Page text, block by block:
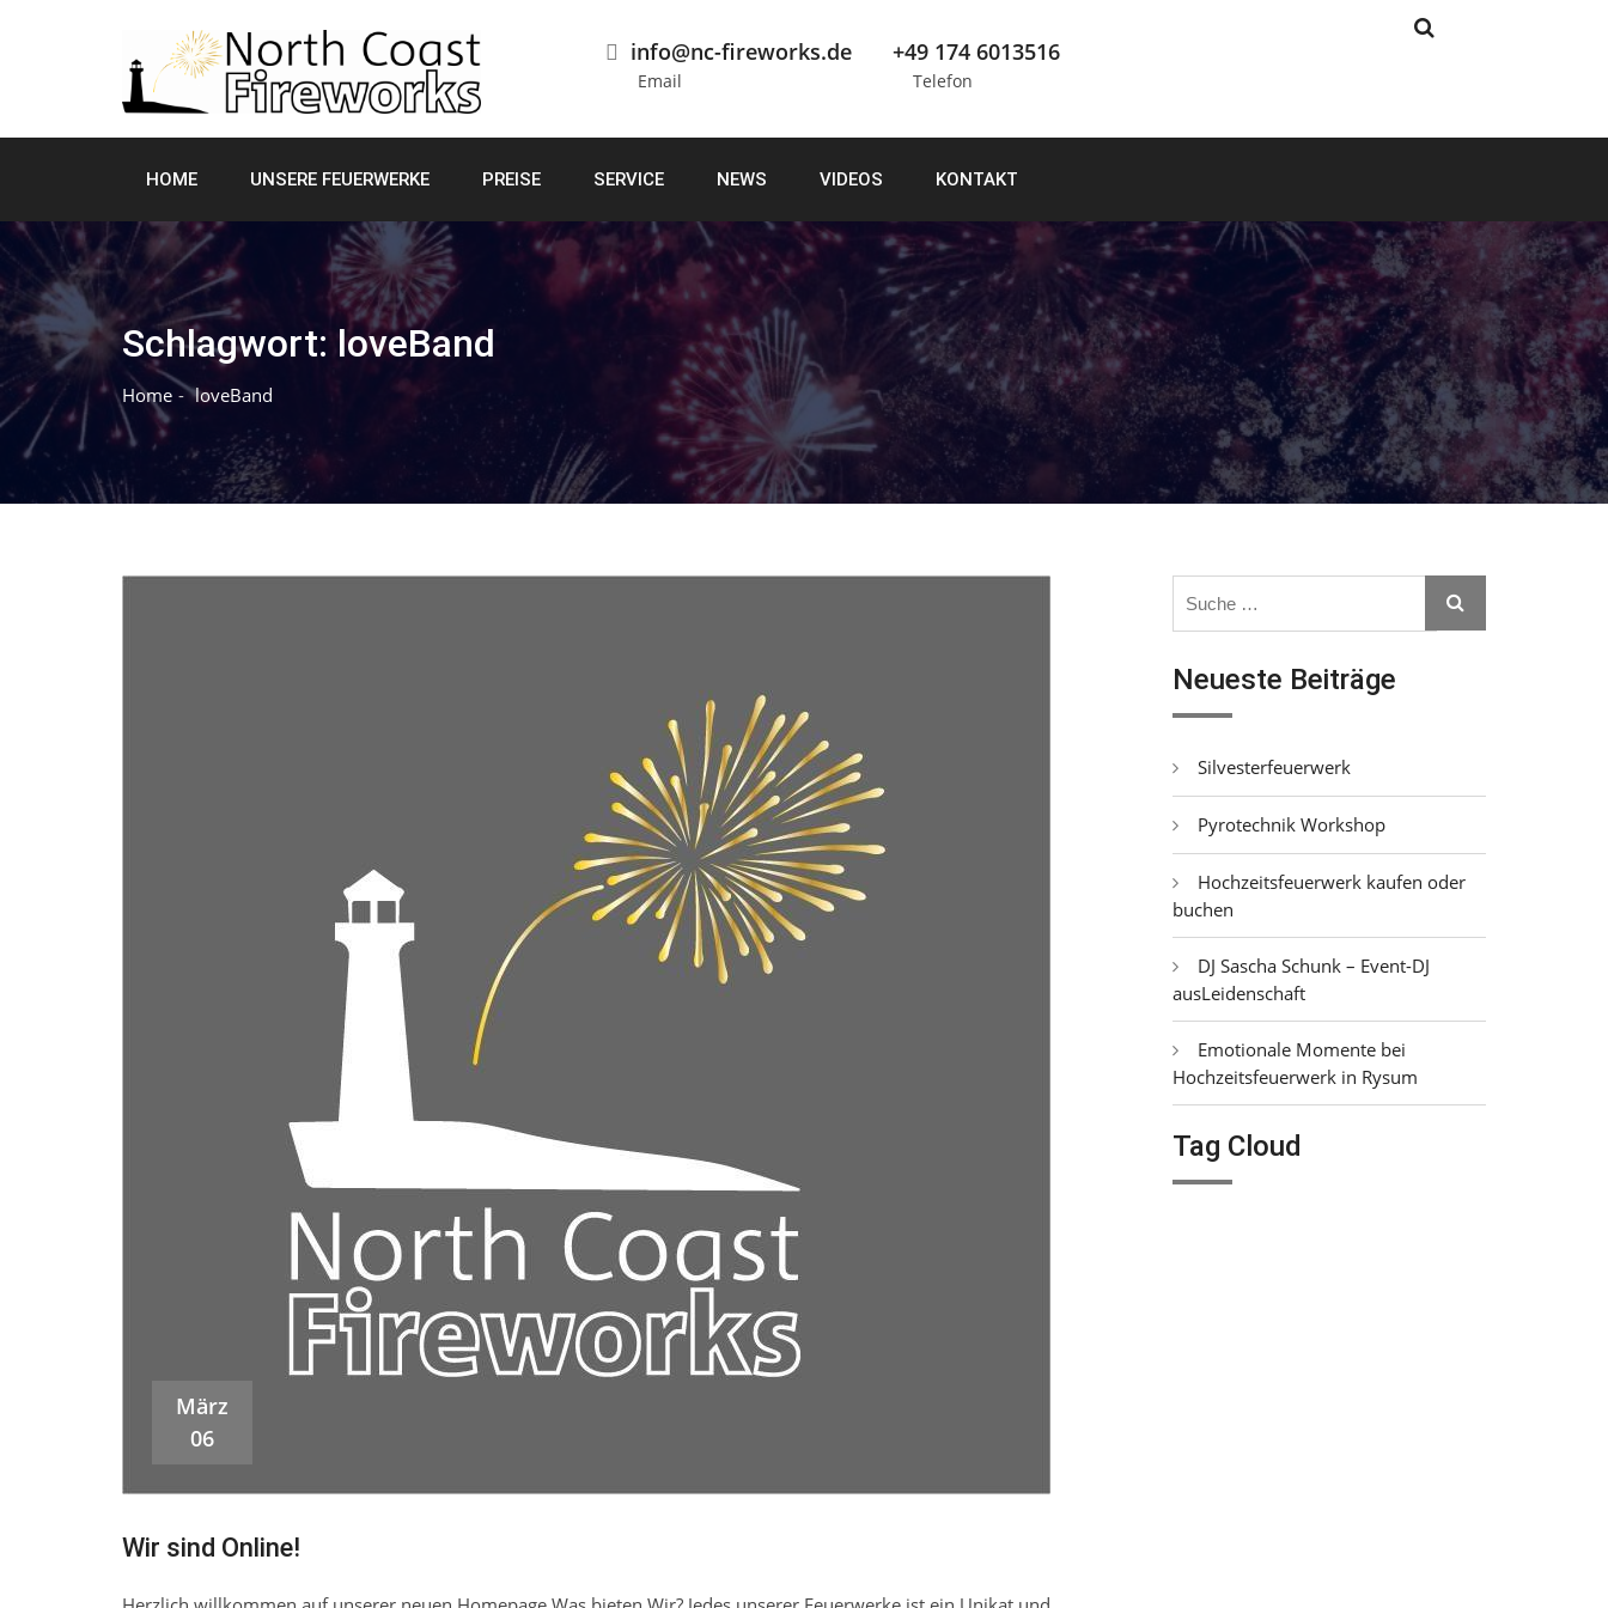
info@nc-fireworks.de
Email
+49 174 6013516
Telefon
Search
HOME UNSERE FEUERWERKE PREISE SERVICE NEWS VIDEOS KONTAKT
Schlagwort:loveBand
Home loveBand
März
06
Wir sind Online!
for:
Search
Neueste Beiträge
Silvesterfeuerwerk
Pyrotechnik Workshop
Hochzeitsfeuerwerk kaufen oder
buchen
DJ Sascha Schunk – Event-DJ
ausLeidenschaft
Emotionale Momente bei
Hochzeitsfeuerwerk in Rysum
Tag Cloud